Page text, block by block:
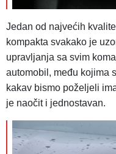
Jedan od najvećih
kompakta svakako je
upravljanja sa svim
automobil, među kojima
kakav bismo poželjeli
je naočit i jednostavan.